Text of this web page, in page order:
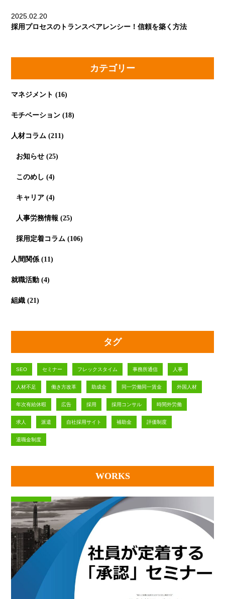
2025.02.20
採用プロセスのトランスペアレンシー！信頼を築く方法
カテゴリー
マネジメント (16)
モチベーション (18)
人材コラム (211)
お知らせ (25)
このめし (4)
キャリア (4)
人事労務情報 (25)
採用定着コラム (106)
人間関係 (11)
就職活動 (4)
組織 (21)
タグ
SEO セミナー フレックスタイム 事務所通信 人事
人材不足 働き方改革 助成金 同一労働同一賃金 外国人材
年次有給休暇 広告 採用 採用コンサル 時間外労働
求人 派遣 自社採用サイト 補助金 評価制度
退職金制度
WORKS